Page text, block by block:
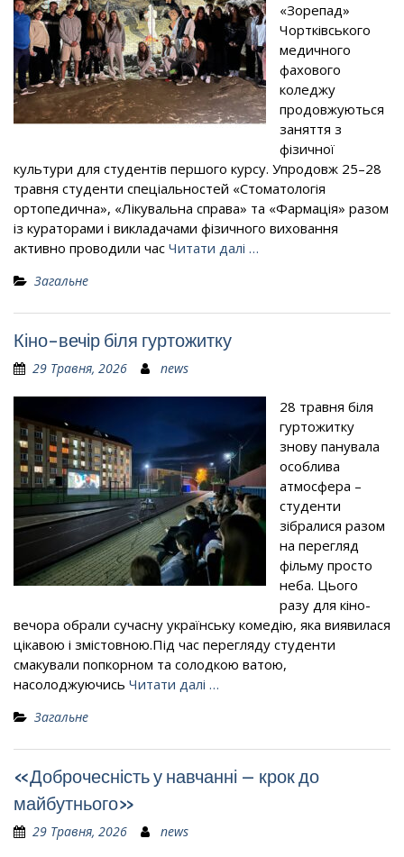
«Зорепад»
Чортківського
медичного
фахового
коледжу
продовжуються
заняття з
фізичної
культури для студентів першого курсу. Упродовж 25–28
травня студенти спеціальностей «Стоматологія
ортопедична», «Лікувальна справа» та «Фармація» разом
із кураторами і викладачами фізичного виховання
активно проводили час Читати далі …
Загальне
Кіно-вечір біля гуртожитку
29 Травня, 2026 news
28 травня біля
гуртожитку
знову панувала
особлива
атмосфера –
студенти
зібралися разом
на перегляд
фільму просто
неба. Цього
разу для кіно-
вечора обрали сучасну українську комедію, яка виявилася
цікавою і змістовною.Під час перегляду студенти
смакували попкорном та солодкою ватою,
насолоджуючись Читати далі …
Загальне
«Доброчесність у навчанні – крок до
майбутнього»
29 Травня, 2026 news